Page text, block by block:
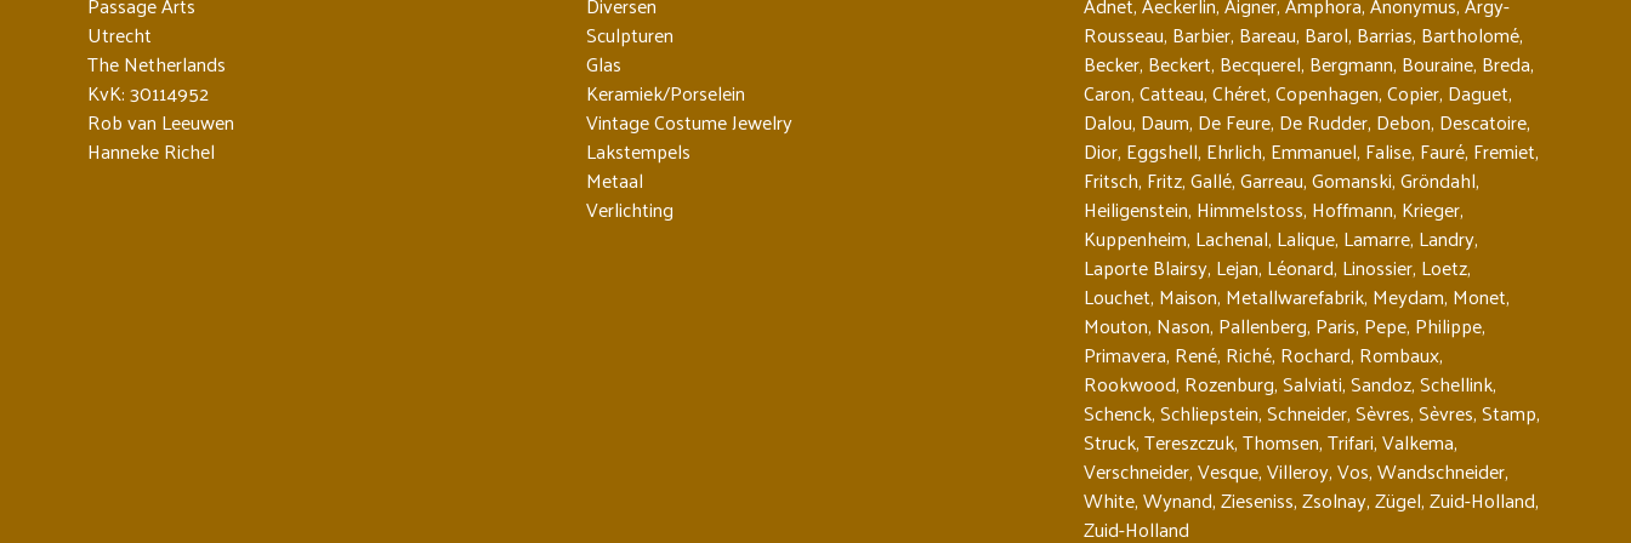
Utrecht
The Netherlands
KvK: 30114952
Rob van Leeuwen
Hanneke Richel
Sculpturen
Glas
Keramiek/Porselein
Vintage Costume Jewelry
Lakstempels
Metaal
Verlichting
Rousseau, Barbier, Bareau, Barol, Barrias, Bartholomé,
Becker, Beckert, Becquerel, Bergmann, Bouraine, Breda,
Caron,Catteau,Chéret,Copenhagen,Copier, Daguet,
Dalou, Daum, De Feure, De Rudder, Debon, Descatoire,
Dior, Eggshell, Ehrlich, Emmanuel, Falise, Fauré, Fremiet,
Fritsch, Fritz,Gallé,Garreau,Gomanski,Gröndahl,
Heiligenstein, Himmelstoss, Hoffmann, Krieger,
Kuppenheim, Lachenal, Lalique, Lamarre, Landry,
Laporte Blairsy, Lejan, Léonard, Linossier, Loetz,
Louchet, Maison, Metallwarefabrik, Meydam, Monet,
Mouton, Nason, Pallenberg, Paris, Pepe, Philippe,
Primavera, René, Riché, Rochard, Rombaux,
Rookwood, Rozenburg,Salviati,Sandoz,Schellink,
Schenck,Schliepstein,Schneider,Sèvres,Sèvres,Stamp,
Struck,Tereszczuk,Thomsen,Trifari,Valkema,
Verschneider,Vesque,Villeroy,Vos,Wandschneider,
White,Wynand,Zieseniss,Zsolnay,Zügel,Zuid-Holland,
Zuid-Holland